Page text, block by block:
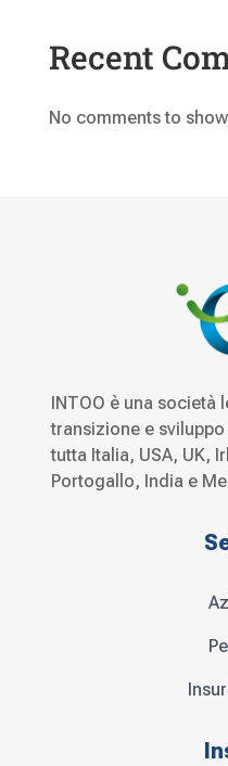
Recent
No comments to
INTOO è una
transizione e
tutta Italia, USA, UK,
Portogallo, India e